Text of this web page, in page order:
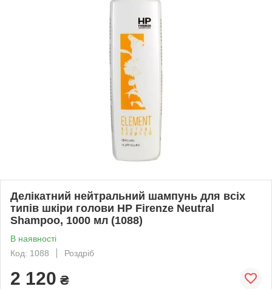
Делікатний нейтральний шампунь для всіх
типів шкіри голови HP Firenze Neutral
Shampoo, 1000 мл (1088)
В наявності
Код: 1088
Роздріб
2 120 ₴